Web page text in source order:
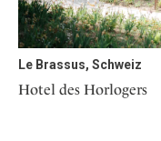
Le Brassus, Schweiz
Hotel des Horlogers